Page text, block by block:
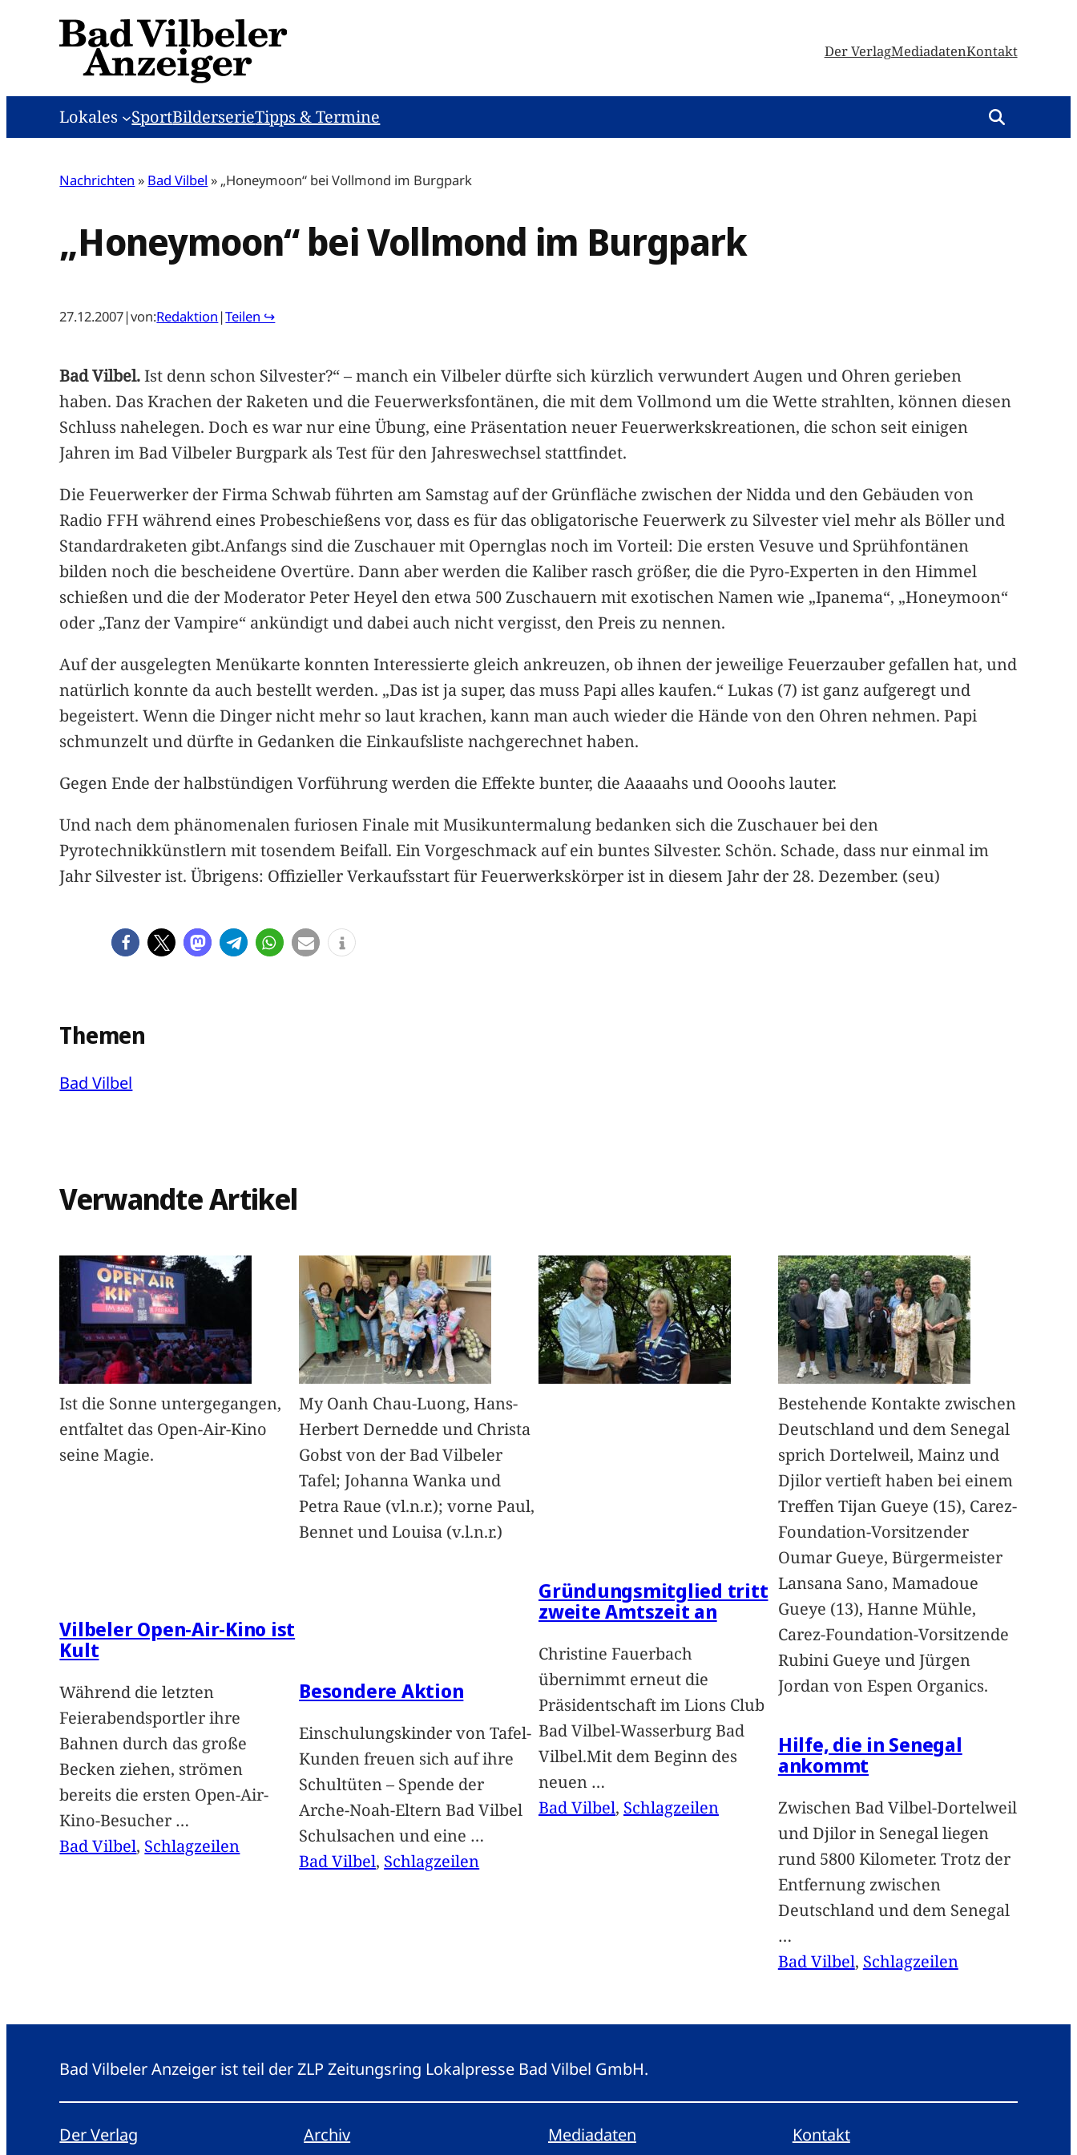
Der VerlagMediadatenKontakt
Lokales SportBilderserieTipps & Termine
Nachrichten » Bad Vilbel » „Honeymoon“ bei Vollmond im Burgpark
„Honeymoon“ bei Vollmond im Burgpark
27.12.2007|von:Redaktion |Teilen ↪
Bad Vilbel.Ist denn schon Silvester?“ – manch ein Vilbeler dürfte sich kürzlich verwundert Augen und Ohren gerieben
haben. Das Krachen der Raketen und die Feuerwerksfontänen, die mit dem Vollmond um die Wette strahlten, können diesen
Schluss nahelegen. Doch es war nur eine Übung, eine Präsentation neuer Feuerwerkskreationen, die schon seit einigen
Jahren im Bad Vilbeler Burgpark als Test für den Jahreswechsel stattfindet.
Die Feuerwerker der Firma Schwab führten am Samstag auf der Grünfläche zwischen der Nidda und den Gebäuden von
Radio FFH während eines Probeschießens vor, dass es für das obligatorische Feuerwerk zu Silvester viel mehr als Böller und
Standardraketen gibt.Anfangs sind die Zuschauer mit Opernglas noch im Vorteil: Die ersten Vesuve und Sprühfontänen
bilden noch die bescheidene Overtüre. Dann aber werden die Kaliber rasch größer, die die Pyro-Experten in den Himmel
schießen und die der Moderator Peter Heyel den etwa 500 Zuschauern mit exotischen Namen wie „Ipanema“, „Honeymoon“
oder „Tanz der Vampire“ ankündigt und dabei auch nicht vergisst, den Preis zu nennen.
Auf der ausgelegten Menükarte konnten Interessierte gleich ankreuzen, ob ihnen der jeweilige Feuerzauber gefallen hat, und
natürlich konnte da auch bestellt werden. „Das ist ja super, das muss Papi alles kaufen.“ Lukas (7) ist ganz aufgeregt und
begeistert. Wenn die Dinger nicht mehr so laut krachen, kann man auch wieder die Hände von den Ohren nehmen. Papi
schmunzelt und dürfte in Gedanken die Einkaufsliste nachgerechnet haben.
Gegen Ende der halbstündigen Vorführung werden die Effekte bunter, die Aaaaahs und Oooohs lauter.
Und nach dem phänomenalen furiosen Finale mit Musikuntermalung bedanken sich die Zuschauer bei den
Pyrotechnikkünstlern mit tosendem Beifall. Ein Vorgeschmack auf ein buntes Silvester. Schön. Schade, dass nur einmal im
Jahr Silvester ist. Übrigens: Offizieller Verkaufsstart für Feuerwerkskörper ist in diesem Jahr der 28. Dezember. (seu)
Themen
Bad Vilbel
Verwandte Artikel
Ist die Sonne untergegangen,
entfaltet das Open-Air-Kino
seine Magie.
Vilbeler Open-Air-Kino ist
Kult
Während die letzten
Feierabendsportler ihre
Bahnen durch das große
Becken ziehen, strömen
bereits die ersten Open-Air-
Kino-Besucher …
Bad Vilbel, Schlagzeilen
My Oanh Chau-Luong, Hans-
Herbert Dernedde und Christa
Gobst von der Bad Vilbeler
Tafel; Johanna Wanka und
Petra Raue (vl.n.r.); vorne Paul,
Bennet und Louisa (v.l.n.r.)
Besondere Aktion
Einschulungskinder von Tafel-
Kunden freuen sich auf ihre
Schultüten – Spende der
Arche-Noah-Eltern Bad Vilbel
Schulsachen und eine …
Bad Vilbel, Schlagzeilen
Gründungsmitglied tritt
zweite Amtszeit an
Christine Fauerbach
übernimmt erneut die
Präsidentschaft im Lions Club
Bad Vilbel-Wasserburg Bad
Vilbel.Mit dem Beginn des
neuen …
Bad Vilbel, Schlagzeilen
Bestehende Kontakte zwischen
Deutschland und dem Senegal
sprich Dortelweil, Mainz und
Djilor vertieft haben bei einem
Treffen Tijan Gueye (15), Carez-
Foundation-Vorsitzender
Oumar Gueye, Bürgermeister
Lansana Sano, Mamadoue
Gueye (13), Hanne Mühle,
Carez-Foundation-Vorsitzende
Rubini Gueye und Jürgen
Jordan von Espen Organics.
Hilfe, die in Senegal
ankommt
Zwischen Bad Vilbel-Dortelweil
und Djilor in Senegal liegen
rund 5800 Kilometer. Trotz der
Entfernung zwischen
Deutschland und dem Senegal
…
Bad Vilbel, Schlagzeilen
Bad Vilbeler Anzeiger ist teil der ZLP Zeitungsring Lokalpresse Bad Vilbel GmbH.
Der Verlag Archiv Mediadaten Kontakt